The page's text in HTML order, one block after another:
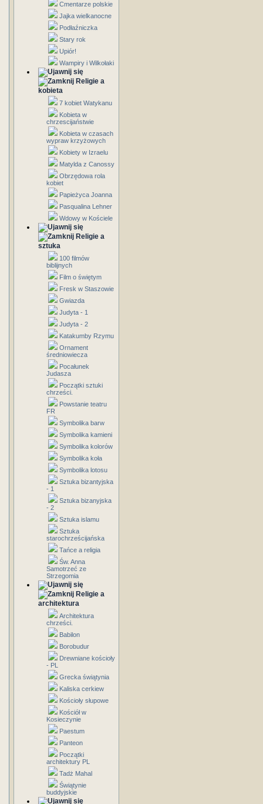
Cmentarze polskie
Jajka wielkanocne
Podłaźniczka
Stary rok
Upiór!
Wampiry i Wilkołaki
Religie a
kobieta
7 kobiet Watykanu
Kobieta w
chrzescijaństwie
Kobieta w czasach
wypraw krzyżowych
Kobiety w Izraelu
Matylda z Canossy
Obrzędowa rola
kobiet
Papieżyca Joanna
Pasqualina Lehner
Wdowy w Kościele
Religie a
sztuka
100 filmów
biblijnych
Film o świętym
Fresk w Staszowie
Gwiazda
Judyta - 1
Judyta - 2
Katakumby Rzymu
Ornament
średniowiecza
Pocałunek
Judasza
Początki sztuki
chrześci.
Powstanie teatru
FR
Symbolika barw
Symbolika kamieni
Symbolika kolorów
Symbolika koła
Symbolika lotosu
Sztuka bizantyjska
- 1
Sztuka bizanyjska
- 2
Sztuka islamu
Sztuka
starochrześcijańska
Tańce a religia
Św. Anna
Samotrzeć ze
Strzegomia
Religie a
architektura
Architektura
chrześci.
Babilon
Borobudur
Drewniane kościoły
- PL
Grecka świątynia
Kaliska cerkiew
Kościoły słupowe
Kościół w
Kosieczynie
Paestum
Panteon
Początki
architektury PL
Tadż Mahal
Świątynie
buddyjskie